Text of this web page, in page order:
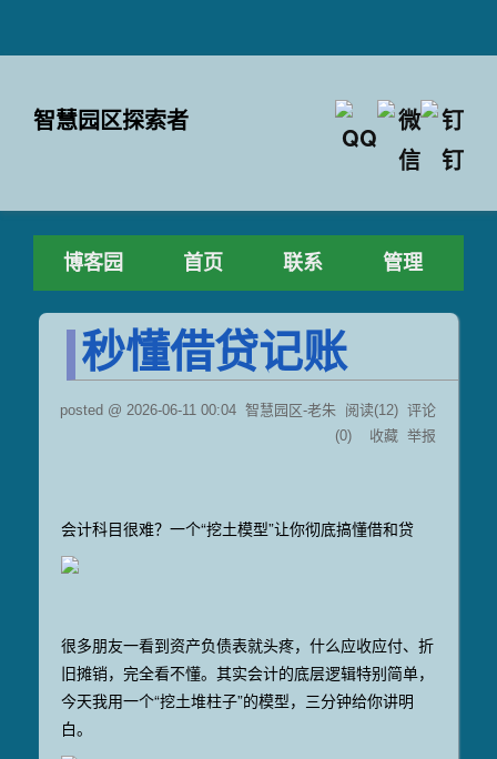
智慧园区探索者
博客园 首页 联系 管理
秒懂借贷记账
posted @ 2026-06-11 00:04 智慧园区-老朱 阅读(12) 评论
(0) 收藏 举报
会计科目很难？一个“挖土模型”让你彻底搞懂借和贷
很多朋友一看到资产负债表就头疼，什么应收应付、折
旧摊销，完全看不懂。其实会计的底层逻辑特别简单，
今天我用一个“挖土堆柱子”的模型，三分钟给你讲明
白。